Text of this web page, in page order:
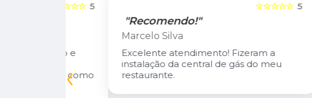
5
☆☆☆☆☆
"Recomendo!"
Marcelo Silva
Excelente atendimento! Fizeram a
instalação da central de gás do meu
restaurante.
‹